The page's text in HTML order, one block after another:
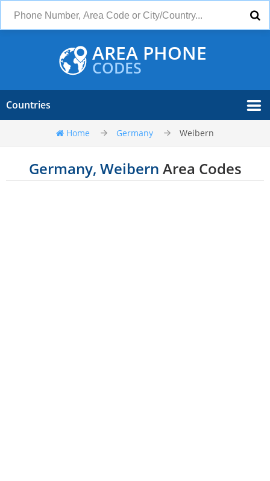
AREA PHONE
CODES
Countries
Home Germany Weibern
Germany, Weibern Area Codes